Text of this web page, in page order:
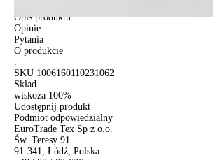
Opis produktu
Opinie
Pytania
O produkcie
.
SKU 1006160110231062
Skład
wiskoza 100%
Udostępnij produkt
Podmiot odpowiedzialny
EuroTrade Tex Sp z o.o.
Św. Teresy 91
91-341, Łódź, Polska